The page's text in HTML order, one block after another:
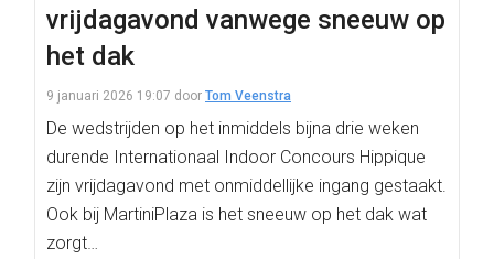
vrijdagavond vanwege sneeuw op
het dak
9 januari 2026 19:07 door Tom Veenstra
De wedstrijden op het inmiddels bijna drie weken
durende Internationaal Indoor Concours Hippique
zijn vrijdagavond met onmiddellijke ingang gestaakt.
Ook bij MartiniPlaza is het sneeuw op het dak wat
zorgt…